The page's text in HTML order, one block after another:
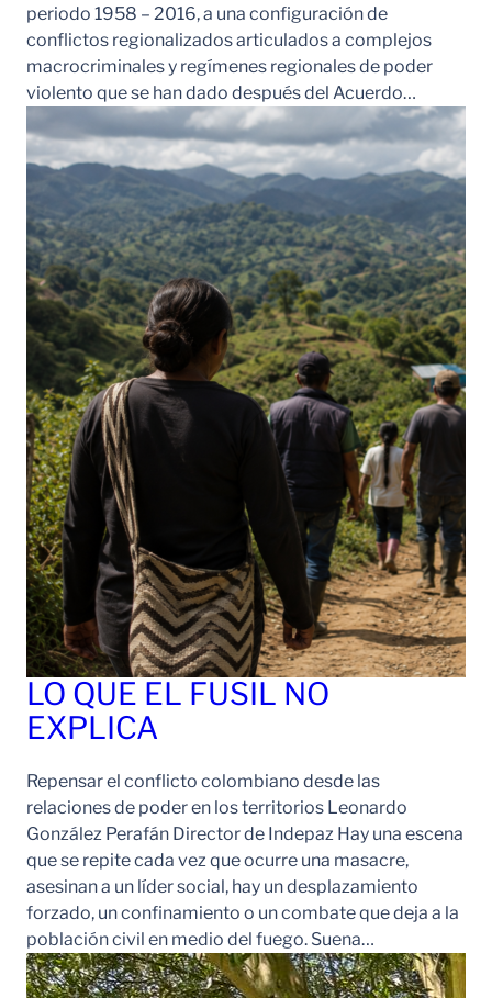
periodo 1958 – 2016, a una configuración de
conflictos regionalizados articulados a complejos
macrocriminales y regímenes regionales de poder
violento que se han dado después del Acuerdo…
LO QUE EL FUSIL NO
EXPLICA
Repensar el conflicto colombiano desde las
relaciones de poder en los territorios Leonardo
González Perafán Director de Indepaz Hay una escena
que se repite cada vez que ocurre una masacre,
asesinan a un líder social, hay un desplazamiento
forzado, un confinamiento o un combate que deja a la
población civil en medio del fuego. Suena…